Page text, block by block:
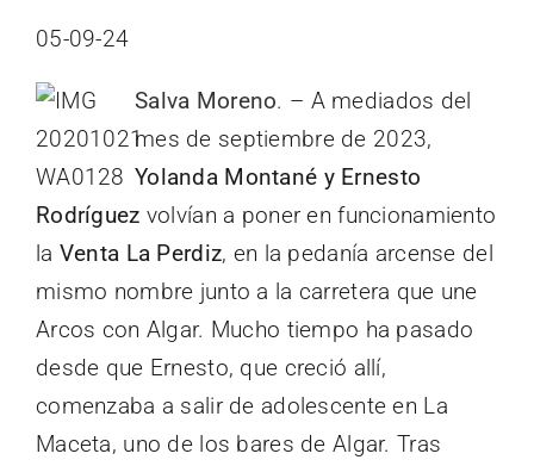
05-09-24
Salva Moreno. – A mediados del
mes de septiembre de 2023,
Yolanda Montané y Ernesto
Rodríguez volvían a poner en funcionamiento
la Venta La Perdiz, en la pedanía arcense del
mismo nombre junto a la carretera que une
Arcos con Algar. Mucho tiempo ha pasado
desde que Ernesto, que creció allí,
comenzaba a salir de adolescente en La
Maceta, uno de los bares de Algar. Tras